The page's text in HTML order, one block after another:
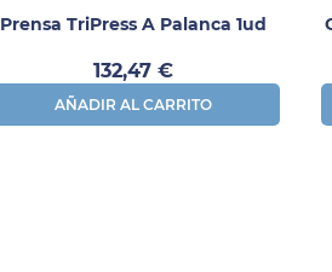
Prensa TriPress A Palanca 1ud
Precio
132,47 €
AÑADIR AL CARRITO